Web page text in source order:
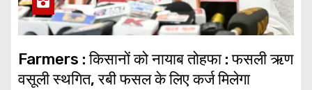
Farmers : किसानों को नायाब तोहफा : फसली ऋण
वसूली स्थगित, रबी फसल के लिए कर्ज मिलेगा